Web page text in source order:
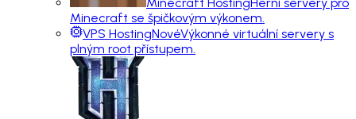
Minecraft se špičkovým výkonem.
VPS HostingNovéVýkonné virtuální servery s
plným root přístupem.